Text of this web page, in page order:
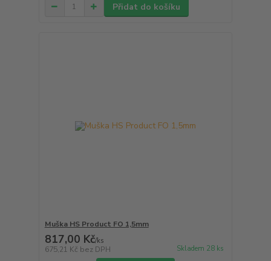
Přidat do košíku
Muška HS Product FO 1,5mm
817,00 Kč/ks
675,21 Kč bez DPH Skladem 28 ks